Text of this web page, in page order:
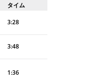
タイム
3:28
3:48
1:36